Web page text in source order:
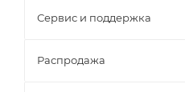
Сервис и поддержка
Распродажа